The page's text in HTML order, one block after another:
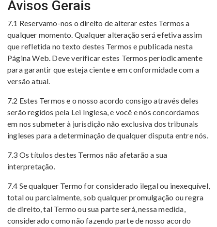
Avisos Gerais
7.1 Reservamo-nos o direito de alterar estes Termos a
qualquer momento. Qualquer alteração será efetiva assim
que refletida no texto destes Termos e publicada nesta
Página Web. Deve verificar estes Termos periodicamente
para garantir que esteja ciente e em conformidade com a
versão atual.
7.2 Estes Termos e o nosso acordo consigo através deles
serão regidos pela Lei Inglesa, e você e nós concordamos
em nos submeter à jurisdição não exclusiva dos tribunais
ingleses para a determinação de qualquer disputa entre nós.
7.3 Os títulos destes Termos não afetarão a sua
interpretação.
7.4 Se qualquer Termo for considerado ilegal ou inexequível,
total ou parcialmente, sob qualquer promulgação ou regra
de direito, tal Termo ou sua parte será, nessa medida,
considerado como não fazendo parte de nosso acordo